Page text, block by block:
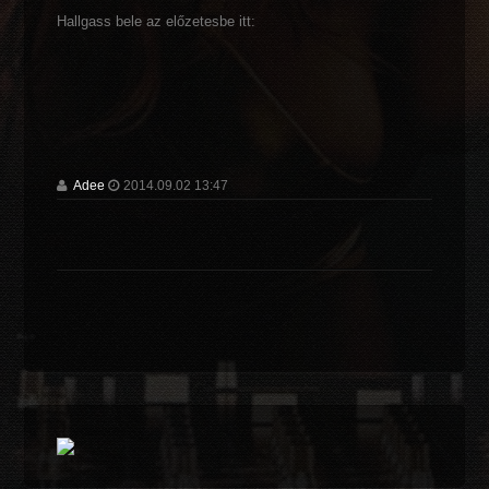
Hallgass bele az előzetesbe itt:
Adee 2014.09.02 13:47